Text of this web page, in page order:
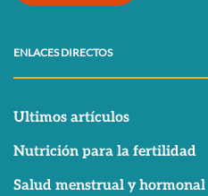
ENLACES DIRECTOS
Ultimos artículos
Nutrición para la fertilidad
Salud menstrual y hormonal